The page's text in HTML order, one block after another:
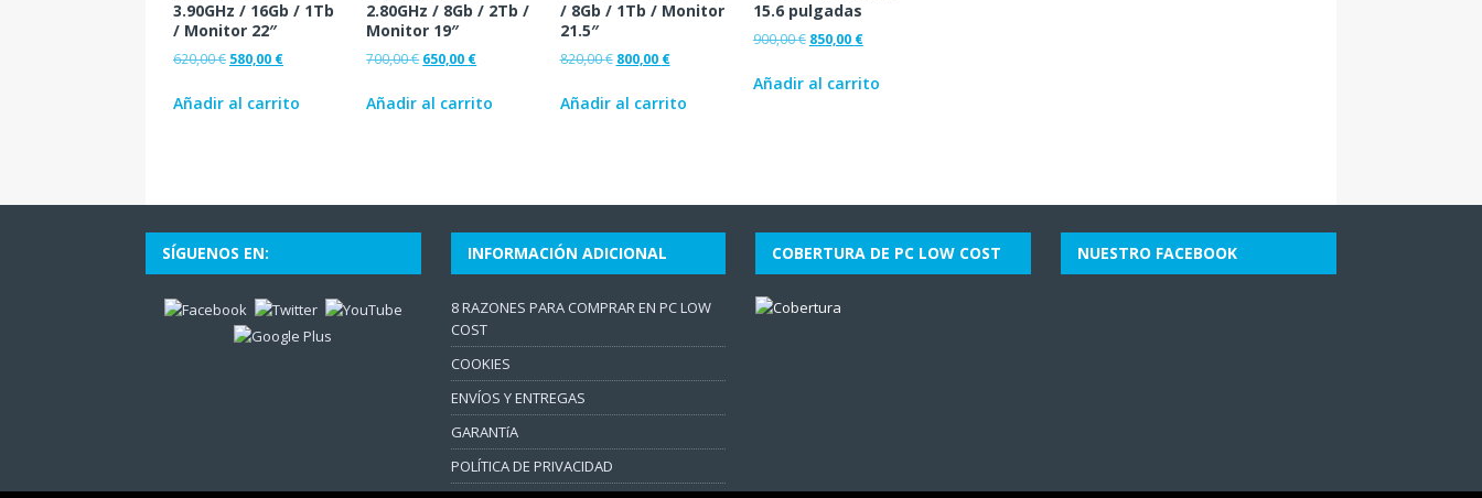
3.90GHz / 16Gb / 1Tb
/ Monitor 22″
620,00€ 580,00 €
Añadir al carrito
2.80GHz / 8Gb / 2Tb /
Monitor 19″
700,00€ 650,00 €
Añadir al carrito
/ 8Gb / 1Tb / Monitor
21.5″
820,00€ 800,00 €
Añadir al carrito
15.6 pulgadas
900,00€ 850,00 €
Añadir al carrito
SÍGUENOS EN: INFORMACIÓN ADICIONAL
8 RAZONES PARA COMPRAR EN PC LOW
COST
COOKIES
ENVÍOS Y ENTREGAS
GARANTíA
POLÍTICA DE PRIVACIDAD
COBERTURA DE PC LOW COST NUESTRO FACEBOOK